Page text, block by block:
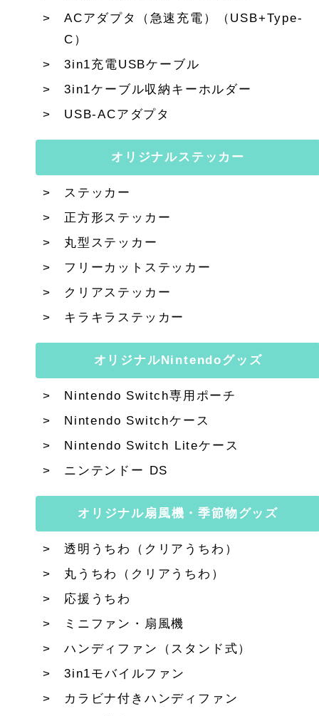
ACアダプタ（急速充電）（USB+Type-
C）
3in1充電USBケーブル
3in1ケーブル収納キーホルダー
USB-ACアダプタ
オリジナルステッカー
ステッカー
正方形ステッカー
丸型ステッカー
フリーカットステッカー
クリアステッカー
キラキラステッカー
オリジナルNintendoグッズ
Nintendo Switch専用ポーチ
Nintendo Switchケース
Nintendo Switch Liteケース
ニンテンドー DS
オリジナル扇風機・季節物グッズ
透明うちわ（クリアうちわ）
丸うちわ（クリアうちわ）
応援うちわ
ミニファン・扇風機
ハンディファン（スタンド式）
3in1モバイルファン
カラビナ付きハンディファン